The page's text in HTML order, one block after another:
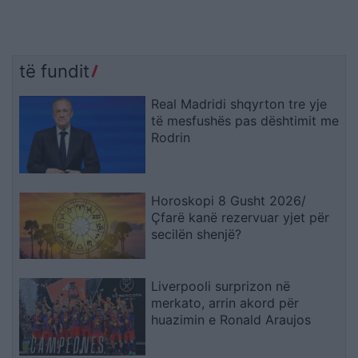
të fundit
Real Madridi shqyrton tre yje
të mesfushës pas dështimit me
Rodrin
Horoskopi 8 Gusht 2026/
Çfarë kanë rezervuar yjet për
secilën shenjë?
Liverpooli surprizon në
merkato, arrin akord për
huazimin e Ronald Araujos